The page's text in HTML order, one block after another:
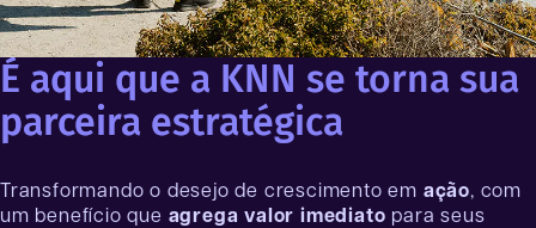
É aqui que a KNN se torna sua
parceira estratégica
Transformando o desejo de crescimento em ação, com
um benefício que agrega valor imediato para seus